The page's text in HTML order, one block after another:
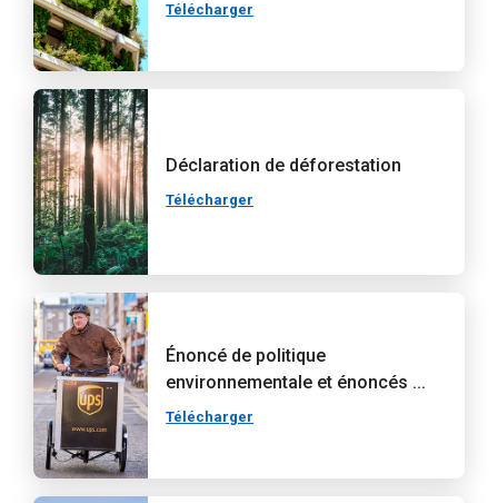
Télécharger
Déclaration de déforestation
Télécharger
Énoncé de politique
environnementale et énoncés ...
Télécharger